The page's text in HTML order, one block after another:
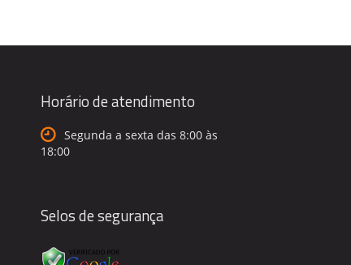
Horário de atendimento
Segunda a sexta das 8:00 às
18:00
Selos de segurança